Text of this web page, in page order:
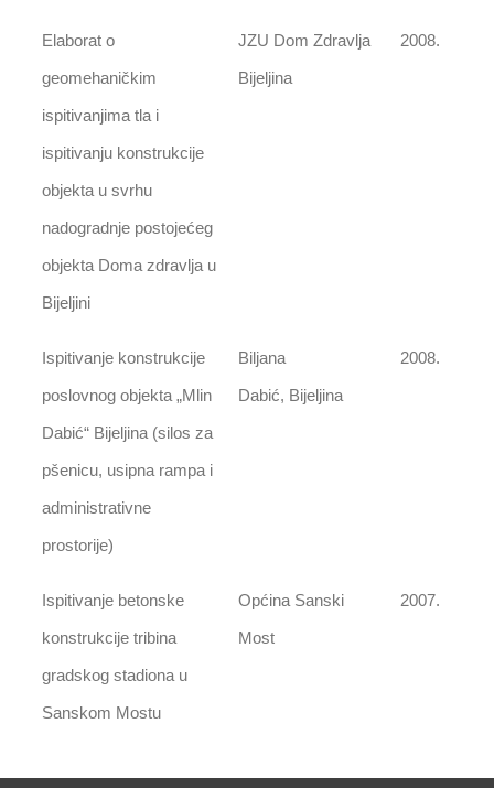
Elaborat o
geomehaničkim
ispitivanjima tla i
ispitivanju konstrukcije
objekta u svrhu
nadogradnje postojećeg
objekta Doma zdravlja u
Bijeljini
JZU Dom Zdravlja
Bijeljina
2008.
Ispitivanje konstrukcije
poslovnog objekta „Mlin
Dabić“ Bijeljina (silos za
pšenicu, usipna rampa i
administrativne
prostorije)
Biljana
Dabić, Bijeljina
2008.
Ispitivanje betonske
konstrukcije tribina
gradskog stadiona u
Sanskom Mostu
Općina Sanski
Most
2007.